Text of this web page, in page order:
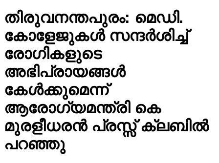
തിരുവനന്തപുരം: മെഡി.
കോളേജുകൾ സന്ദർശിച്ച്
രോഗികളുടെ
അഭിപ്രായങ്ങൾ
കേൾക്കുമെന്ന്
ആരോഗ്യമന്ത്രി കെ
മുരളീധരൻ പ്രസ്സ് ക്ലബിൽ
പറഞ്ഞു